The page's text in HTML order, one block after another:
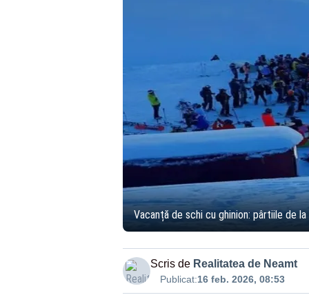
Vacanță de schi cu ghinion: pârtiile de
Scris de Realitatea de Neamt
Publicat:16 feb. 2026, 08:53